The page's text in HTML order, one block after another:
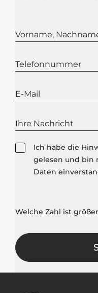
Datenschutz
Ich habe die
gelesen und bin
Daten
Welche Zahl ist